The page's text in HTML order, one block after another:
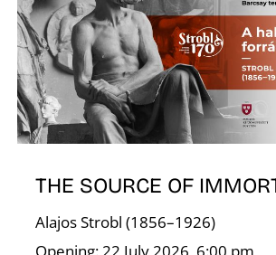
THE SOURCE OF
Alajos Strobl (1856–1926)
Opening: 22 July 2026, 6:00 pm